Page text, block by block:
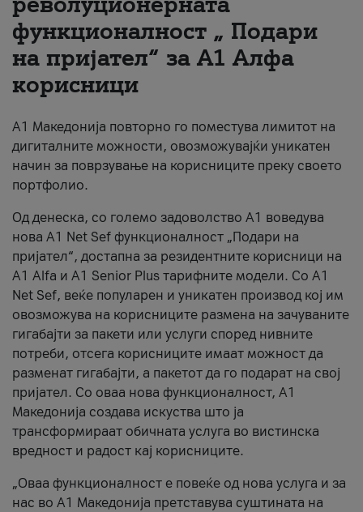
За нас
#ПодобарОнлајн
функционалност „ Подари
на пријател“ за А1 Алфа
корисници
А1 Македонија повторно го поместува лимитот на
дигиталните можности, овозможувајќи уникатен
начин за поврзување на корисниците преку своето
портфолио.
Од денеска, со големо задоволство А1 воведува
нова A1 Net Sef функционалност „Подари на
пријател“, достапна за резидентните корисници на
А1 Alfa и A1 Senior Plus тарифните модели. Со A1
Net Sef, веќе популарен и уникатен производ кој им
овозможува на корисниците размена на зачуваните
гигабајти за пакети или услуги според нивните
потреби, отсега корисниците имаат можност да
разменат гигабајти, а пакетот да го подарат на свој
пријател. Со оваа нова функционалност, А1
Македонија создава искуства што ја
трансформираат обичната услуга во вистинска
вредност и радост кај корисниците.
„Оваа функционалност е повеќе од нова услуга и за
нас во А1 Македонија претставува суштината на